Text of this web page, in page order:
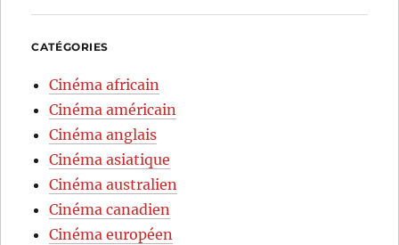
CATÉGORIES
Cinéma africain
Cinéma américain
Cinéma anglais
Cinéma asiatique
Cinéma australien
Cinéma canadien
Cinéma européen